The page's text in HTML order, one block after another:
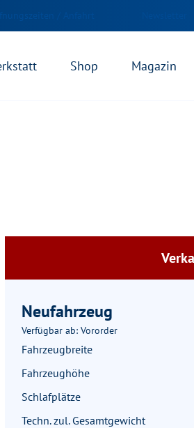
/ Anfahrt
Shop Magazin
Neufahrzeug
Verfügbar ab: Vororder
Fahrzeugbreite
Fahrzeughöhe
Schlafplätze
Techn. zul. Gesamtgewicht